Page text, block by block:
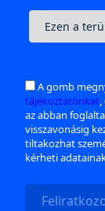
A gomb
tájékoztatónkat
az abban
visszavonásig
tiltakozhat
kérheti